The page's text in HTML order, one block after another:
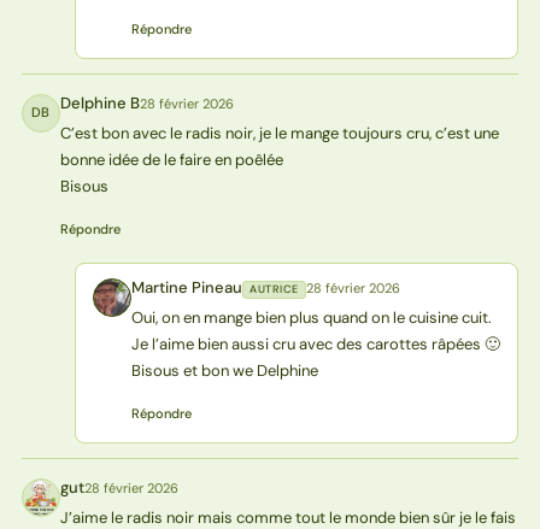
Répondre
DB Delphine B28 février 2026
C’est bon avec le radis noir, je le mange toujours cru, c’est une
bonne idée de le faire en poêlée
Bisous
Répondre
MP Martine Pineau AUTRICE 28 février 2026
Oui, on en mange bien plus quand on le cuisine cuit.
Je l’aime bien aussi cru avec des carottes râpées 🙂
Bisous et bon we Delphine
Répondre
G gut28 février 2026
J’aime le radis noir mais comme tout le monde bien sûr je le fais